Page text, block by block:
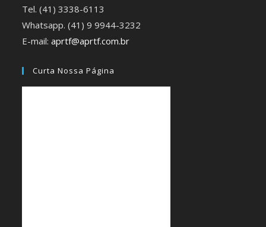
Tel. (41) 3338-6113
Whatsapp. (41) 9 9944-3232
E-mail:aprtf@aprtf.com.br
Curta Nossa Página